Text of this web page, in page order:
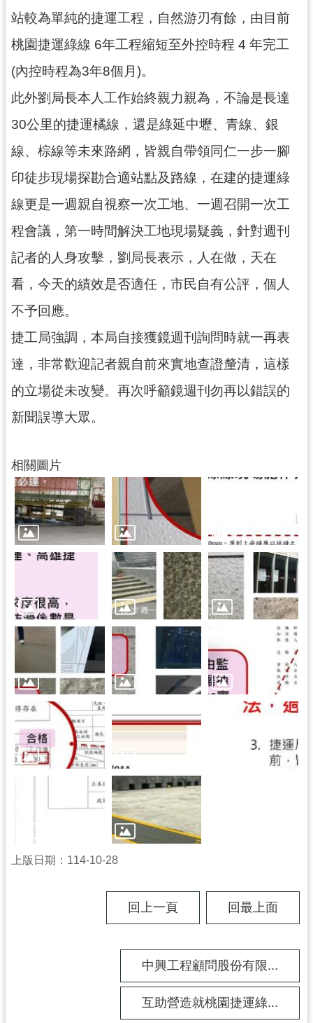
站較為單純的捷運工程，自然游刃有餘，由目前
桃園捷運綠線 6年工程縮短至外控時程 4 年完工
(內控時程為3年8個月)。
此外劉局長本人工作始終親力親為，不論是長達
30公里的捷運橘線，還是綠延中壢、青線、銀
線、棕線等未來路網，皆親自帶領同仁一步一腳
印徒步現場探勘合適站點及路線，在建的捷運綠
線更是一週親自視察一次工地、一週召開一次工
程會議，第一時間解決工地現場疑義，針對週刊
記者的人身攻擊，劉局長表示，人在做，天在
看，今天的績效是否適任，市民自有公評，個人
不予回應。
捷工局強調，本局自接獲鏡週刊詢問時就一再表
達，非常歡迎記者親自前來實地查證釐清，這樣
的立場從未改變。再次呼籲鏡週刊勿再以錯誤的
新聞誤導大眾。
相關圖片
上版日期：114-10-28
回上一頁 回最上面
中興工程顧問股份有限...
互助營造就桃園捷運綠...